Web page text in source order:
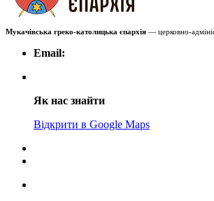
Мукачівська греко-католицька єпархія — церковно-
Email:
Як нас знайти
Відкрити в Google Maps